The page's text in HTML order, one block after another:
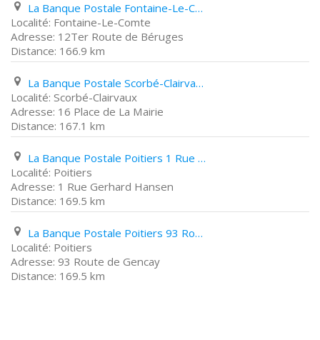
La Banque Postale Fontaine-Le-Comte 12Ter Route de Béruges
Fontaine-Le-Comte
12Ter Route de Béruges
166.9 km
La Banque Postale Scorbé-Clairvaux 16 Place de La Mairie
Scorbé-Clairvaux
16 Place de La Mairie
167.1 km
La Banque Postale Poitiers 1 Rue Gerhard Hansen
Poitiers
1 Rue Gerhard Hansen
169.5 km
La Banque Postale Poitiers 93 Route de Gencay
Poitiers
93 Route de Gencay
169.5 km